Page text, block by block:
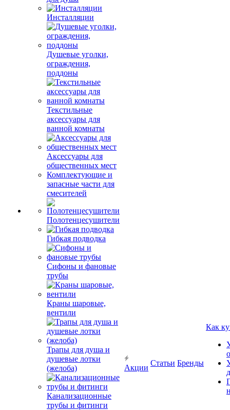
Инсталляции
Душевые уголки,
ограждения,
поддоны
Текстильные
аксессуары для
ванной комнаты
Аксессуары для
общественных мест
Комплектующие и
запасные части для
смесителей
Полотенцесушители
Гибкая подводка
Сифоны и фановые
трубы
Краны шаровые,
вентили
Трапы для душа и
душевые лотки
(желоба)
Канализационные
трубы и фитинги
Акции
Статьи Бренды
Как